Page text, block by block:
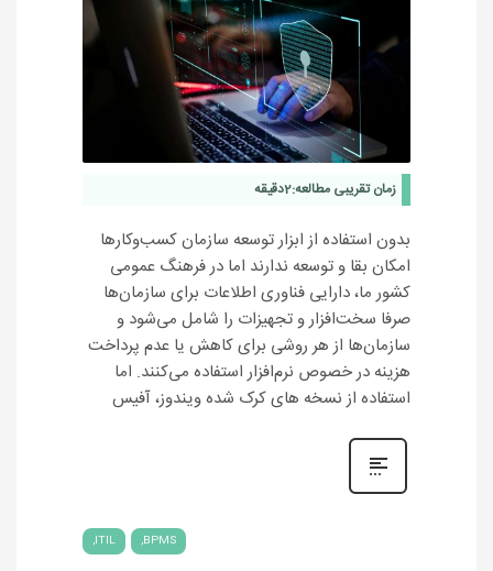
زمان تقریبی مطالعه:2دقیقه
بدون استفاده از ابزار توسعه سازمان کسب‌وکارها
امکان بقا و توسعه ندارند اما در فرهنگ عمومی
کشور ما، دارایی فناوری اطلاعات برای سازمان‌ها
صرفا سخت‌افزار و تجهیزات را شامل می‌شود و
سازمان‌ها از هر روشی برای کاهش یا عدم پرداخت
هزینه در خصوص نرم‌افزار استفاده می‌کنند. اما
استفاده از نسخه های کرک شده ویندوز، آفیس
BPMS
ITIL